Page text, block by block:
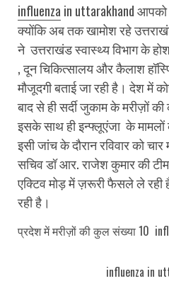
influenza in uttarakhand आपको
क्योंकि अब तक खामोश रहे
ने उत्तराखंड स्वास्थ्य विभाग के
, दून चिकित्सालय और कैलाश
मौजूदगी बताई जा रही है। देश में
बाद से ही सर्दी जुकाम के मरीज़ों
इसके साथ ही इन्फ्लूएंजा के मामलों
इसी जांच के दौरान रविवार को
सचिव डॉ आर. राजेश कुमार की
एक्टिव मोड़ में ज़रूरी फैसले ले रही
रही है।
प्रदेश में मरीज़ों की कुल संख्या 10
influenza in